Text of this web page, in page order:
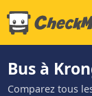
Bus à
Comparez tous